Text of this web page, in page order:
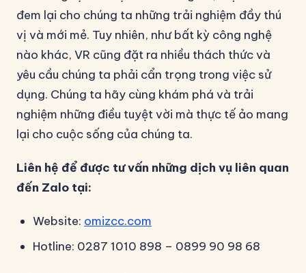
đem lại cho chúng ta những trải nghiệm đầy thú
vị và mới mẻ. Tuy nhiên, như bất kỳ công nghệ
nào khác, VR cũng đặt ra nhiều thách thức và
yêu cầu chúng ta phải cẩn trọng trong việc sử
dụng. Chúng ta hãy cùng khám phá và trải
nghiệm những điều tuyệt vời mà thực tế ảo mang
lại cho cuộc sống của chúng ta.
Liên hệ để được tư vấn những dịch vụ liên quan
đến Zalo tại:
Website: omizcc.com
Hotline: 0287 1010 898 – 0899 90 98 68